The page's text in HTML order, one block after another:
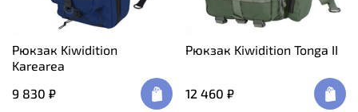
Рюкзак Kiwidition
Karearea
9 830 ₽
Рюкзак Kiwidition Tonga II
12 460 ₽